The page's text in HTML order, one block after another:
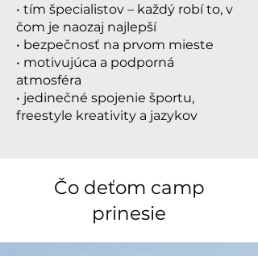
• tím špecialistov – každý robí to, v
čom je naozaj najlepší
• bezpečnosť na prvom mieste
• motivujúca a podporná
atmosféra
• jedinečné spojenie športu,
freestyle kreativity a jazykov
Čo deťom camp
prinesie